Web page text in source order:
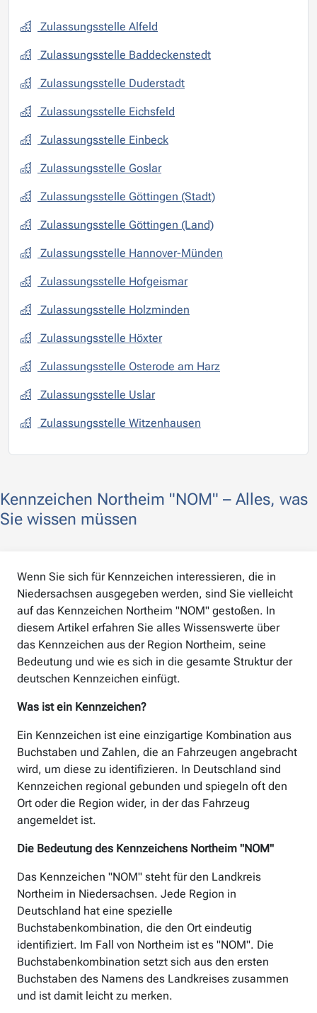
Zulassungsstelle Alfeld
Zulassungsstelle Baddeckenstedt
Zulassungsstelle Duderstadt
Zulassungsstelle Eichsfeld
Zulassungsstelle Einbeck
Zulassungsstelle Goslar
Zulassungsstelle Göttingen (Stadt)
Zulassungsstelle Göttingen (Land)
Zulassungsstelle Hannover-Münden
Zulassungsstelle Hofgeismar
Zulassungsstelle Holzminden
Zulassungsstelle Höxter
Zulassungsstelle Osterode am Harz
Zulassungsstelle Uslar
Zulassungsstelle Witzenhausen
Kennzeichen Northeim "NOM" – Alles, was
Sie wissen müssen
Wenn Sie sich für Kennzeichen interessieren, die in
Niedersachsen ausgegeben werden, sind Sie vielleicht
auf das Kennzeichen Northeim "NOM" gestoßen. In
diesem Artikel erfahren Sie alles Wissenswerte über
das Kennzeichen aus der Region Northeim, seine
Bedeutung und wie es sich in die gesamte Struktur der
deutschen Kennzeichen einfügt.
Was ist ein Kennzeichen?
Ein Kennzeichen ist eine einzigartige Kombination aus
Buchstaben und Zahlen, die an Fahrzeugen angebracht
wird, um diese zu identifizieren. In Deutschland sind
Kennzeichen regional gebunden und spiegeln oft den
Ort oder die Region wider, in der das Fahrzeug
angemeldet ist.
Die Bedeutung des Kennzeichens Northeim "NOM"
Das Kennzeichen "NOM" steht für den Landkreis
Northeim in Niedersachsen. Jede Region in
Deutschland hat eine spezielle
Buchstabenkombination, die den Ort eindeutig
identifiziert. Im Fall von Northeim ist es "NOM". Die
Buchstabenkombination setzt sich aus den ersten
Buchstaben des Namens des Landkreises zusammen
und ist damit leicht zu merken.